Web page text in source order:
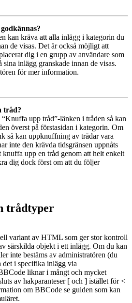
kan kräva att alla inlägg i kategorin du
de visas. Det är också möjligt att
dig i en grupp av användare som
sina inlägg granskade innan de visas.
för mer information.
tråd?
upp tråd”-länken i tråden så kan
överst på förstasidan i kategorin. Om
så kan uppknuffning av trådar vara
inte den krävda tidsgränsen uppnåts
knuffa upp en tråd genom att helt enkelt
dig dock först om att du följer
trådtyper
variant av HTML som ger stor kontroll
särskilda objekt i ett inlägg. Om du kan
inte bestäms av administratören (du
det i specifika inlägg via
liknar i mångt och mycket
av hakparanteser [ och ] istället för <
om BBCode se guiden som kan